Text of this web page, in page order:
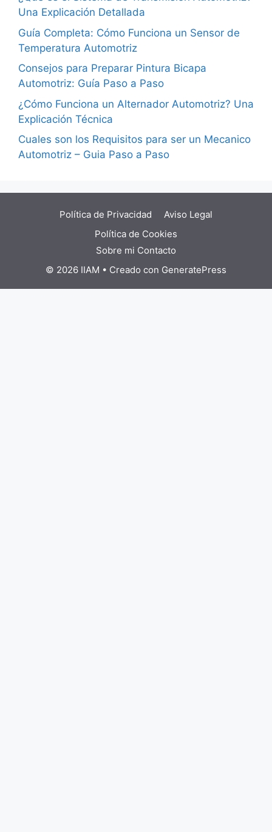
Una Explicación Detallada
Guía Completa: Cómo Funciona un Sensor de
Temperatura Automotriz
Consejos para Preparar Pintura Bicapa
Automotriz: Guía Paso a Paso
¿Cómo Funciona un Alternador Automotriz? Una
Explicación Técnica
Cuales son los Requisitos para ser un Mecanico
Automotriz – Guia Paso a Paso
Política de Privacidad
Aviso Legal
Política de Cookies
Sobre mi Contacto
© 2026 IIAM • Creado con GeneratePress